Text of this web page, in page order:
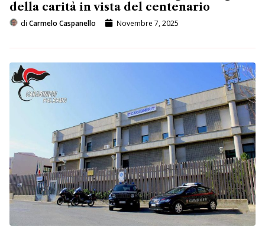
della carità in vista del centenario
di Carmelo Caspanello Novembre 7, 2025